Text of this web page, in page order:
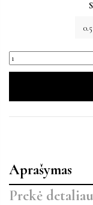
Aprašymas
Prekė detaliau